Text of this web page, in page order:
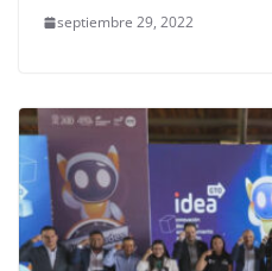
septiembre 29, 2022